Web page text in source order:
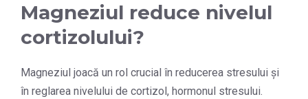
Magneziul reduce nivelul
cortizolului?
Magneziul joacă un rol crucial în reducerea stresului și
în reglarea nivelului de cortizol, hormonul stresului.